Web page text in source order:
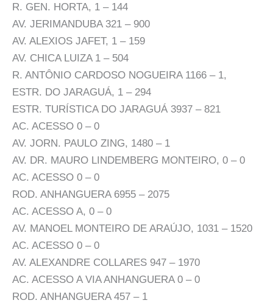
R. GEN. HORTA, 1 – 144
AV. JERIMANDUBA 321 – 900
AV. ALEXIOS JAFET, 1 – 159
AV. CHICA LUIZA 1 – 504
R. ANTÔNIO CARDOSO NOGUEIRA 1166 – 1,
ESTR. DO JARAGUÁ, 1 – 294
ESTR. TURÍSTICA DO JARAGUÁ 3937 – 821
AC. ACESSO 0 – 0
AV. JORN. PAULO ZING, 1480 – 1
AV. DR. MAURO LINDEMBERG MONTEIRO, 0 – 0
AC. ACESSO 0 – 0
ROD. ANHANGUERA 6955 – 2075
AC. ACESSO A, 0 – 0
AV. MANOEL MONTEIRO DE ARAÚJO, 1031 – 1520
AC. ACESSO 0 – 0
AV. ALEXANDRE COLLARES 947 – 1970
AC. ACESSO A VIA ANHANGUERA 0 – 0
ROD. ANHANGUERA 457 – 1